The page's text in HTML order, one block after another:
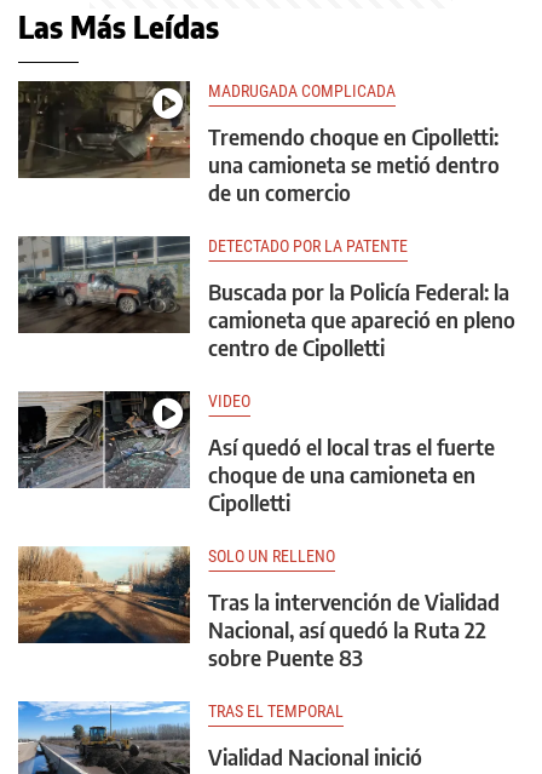
Las Más Leídas
MADRUGADA COMPLICADA
Tremendo choque en Cipolletti:
una camioneta se metió dentro
de un comercio
DETECTADO POR LA PATENTE
Buscada por la Policía Federal: la
camioneta que apareció en pleno
centro de Cipolletti
VIDEO
Así quedó el local tras el fuerte
choque de una camioneta en
Cipolletti
SOLO UN RELLENO
Tras la intervención de Vialidad
Nacional, así quedó la Ruta 22
sobre Puente 83
TRAS EL TEMPORAL
Vialidad Nacional inició